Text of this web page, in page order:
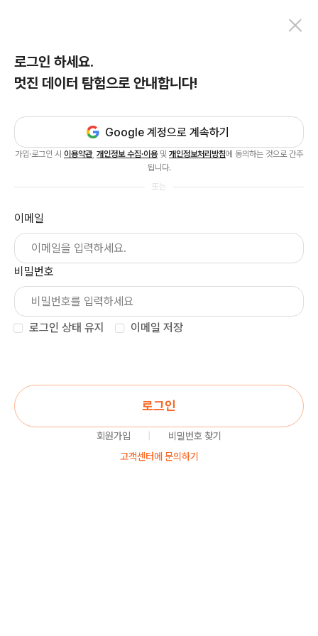
로그인 하세요.
멋진 데이터 탐험으로 안내합니다!
Google 계정으로 계속하기
가입·로그인 시 이용약관, 개인정보 수집·이용및 개인정보처리방침에 동의하는 것으로 간주
됩니다.
또는
이메일
비밀번호
로그인 상태 유지 이메일 저장
로그인
회원가입
비밀번호 찾기
고객센터에 문의하기